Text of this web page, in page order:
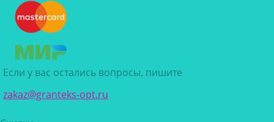
Если у вас остались вопросы, пишите
zakaz@granteks-opt.ru